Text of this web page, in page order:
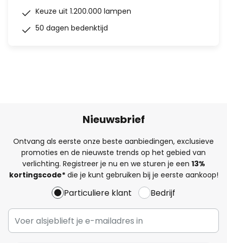
Keuze uit 1.200.000 lampen
50 dagen bedenktijd
Nieuwsbrief
Ontvang als eerste onze beste aanbiedingen, exclusieve
promoties en de nieuwste trends op het gebied van
verlichting. Registreer je nu en we sturen je een 13%
kortingscode*die je kunt gebruiken bij je eerste aankoop!
Particuliere klant Bedrijf